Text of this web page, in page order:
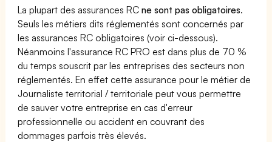
La plupart des assurances RCne sont pas obligatoires.
Seuls les métiers dits réglementés sont concernés par
les assurances RC obligatoires (voir ci-dessous).
Néanmoins l'assurance RC PRO est dans plus de 70 %
du temps souscrit par les entreprises des secteurs non
réglementés. En effet cette assurance pour le métier de
Journaliste territorial / territoriale peut vous permettre
de sauver votre entreprise en cas d'erreur
professionnelle ou accident en couvrant des
dommages parfois très élevés.